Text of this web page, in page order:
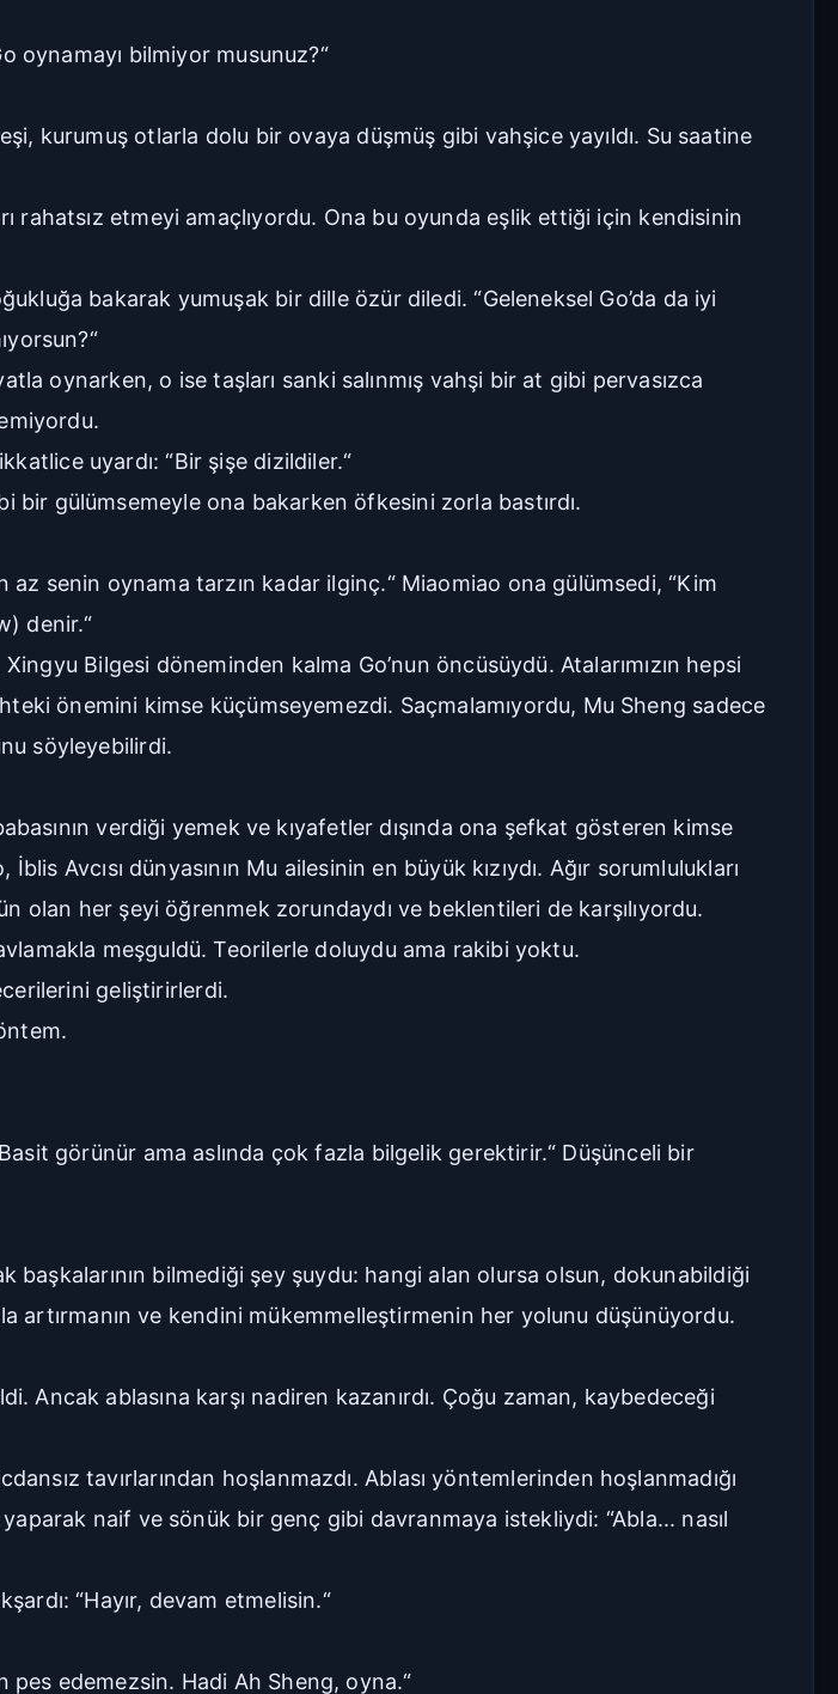
oynamayı bilmiyor musunuz?“
kurumuş otlarla dolu bir ovaya düşmüş gibi vahşice yayıldı. Su saatine
rahatsız etmeyi amaçlıyordu. Ona bu oyunda eşlik ettiği için kendisinin
bakarak yumuşak bir dille özür diledi. “Geleneksel Go’da da iyi
oynarken, o ise taşları sanki salınmış vahşi bir at gibi pervasızca
uyardı: “Bir şişe dizildiler.“
gülümsemeyle ona bakarken öfkesini zorla bastırdı.
senin oynama tarzın kadar ilginç.“ Miaomiao ona gülümsedi, “Kim
denir.“
Bilgesi döneminden kalma Go’nun öncüsüydü. Atalarımızın hepsi
önemini kimse küçümseyemezdi. Saçmalamıyordu, Mu Sheng sadece
söyleyebilirdi.
verdiği yemek ve kıyafetler dışında ona şefkat gösteren kimse
Avcısı dünyasının Mu ailesinin en büyük kızıydı. Ağır sorumlulukları
olan her şeyi öğrenmek zorundaydı ve beklentileri de karşılıyordu.
meşguldü. Teorilerle doluydu ama rakibi yoktu.
geliştirirlerdi.
görünür ama aslında çok fazla bilgelik gerektirir.“ Düşünceli bir
bilmediği şey şuydu: hangi alan olursa olsun, dokunabildiği
artırmanın ve kendini mükemmelleştirmenin her yolunu düşünüyordu.
Ancak ablasına karşı nadiren kazanırdı. Çoğu zaman, kaybedeceği
tavırlarından hoşlanmazdı. Ablası yöntemlerinden hoşlanmadığı
naif ve sönük bir genç gibi davranmaya istekliydi: “Abla... nasıl
“Hayır, devam etmelisin.“
edemezsin. Hadi Ah Sheng, oyna.“